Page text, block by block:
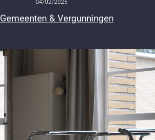
04/02/2026
Gemeenten & Vergunningen